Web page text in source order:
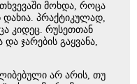
მოხდა, როცა
დახია. პრაქტიკულად,
კიდეც. რუსეთთან
ჯარების გაყვანა,
არ არის, თუ